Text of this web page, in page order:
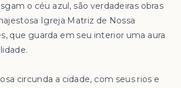
o céu azul, são verdadeiras obras
Igreja Matriz de Nossa
que guarda em seu interior uma aura
circunda a cidade, com seus rios e